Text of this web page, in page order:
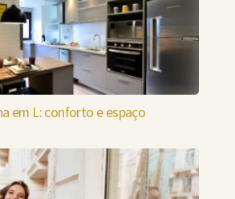
em L: conforto e espaço